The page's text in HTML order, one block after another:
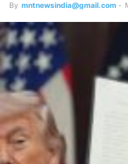
By mntnewsindia@gmail.com -